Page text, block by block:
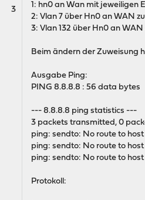
3
1: hn0 an Wan mit jeweiligen
2: Vlan 7 über Hn0 an WAN
3: Vlan 132 über Hn0 an
Beim ändern der Zuweisung
Ausgabe Ping:
PING 8.8.8.8 : 56 data bytes
--- 8.8.8.8 ping statistics ---
3 packets transmitted, 0
ping: sendto: No route to host
ping: sendto: No route to host
ping: sendto: No route to host
Protokoll: